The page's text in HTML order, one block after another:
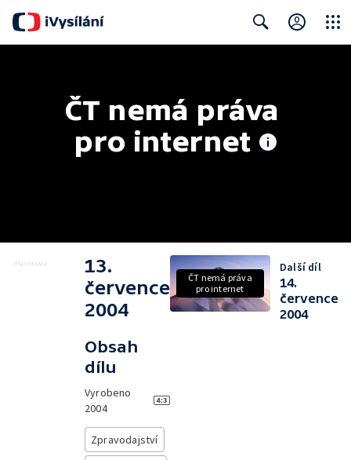
ČT nemá práva
pro internet
13.
července
2004
Obsah
dílu
Vyrobeno
2004
Zpravodajství
ČT nemá práva
pro internet
Další díl
14.
července
2004